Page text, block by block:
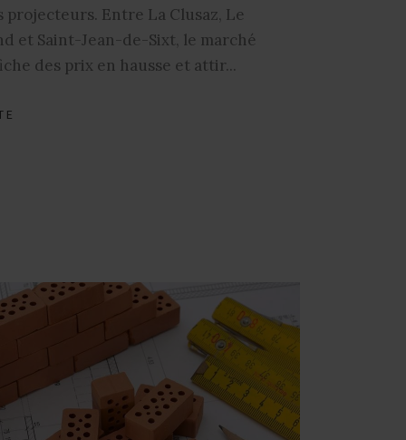
projecteurs. Entre La Clusaz, Le
et Saint-Jean-de-Sixt, le marché
des prix en hausse et attir...